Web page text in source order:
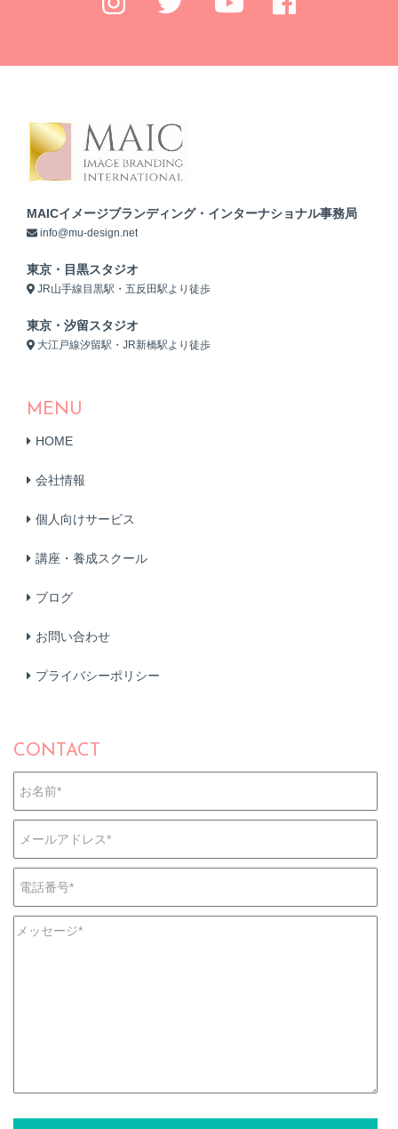
MAICイメージブランディング・インターナショナル事務局
info@mu-design.net
東京・目黒スタジオ
JR山手線目黒駅・五反田駅より徒歩
東京・汐留スタジオ
大江戸線汐留駅・JR新橋駅より徒歩
MENU
HOME
会社情報
個人向けサービス
講座・養成スクール
ブログ
お問い合わせ
プライバシーポリシー
CONTACT